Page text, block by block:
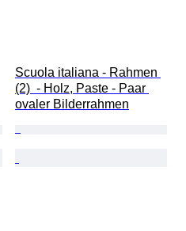
Scuola italiana - Rahmen
(2)  - Holz, Paste - Paar
ovaler Bilderrahmen